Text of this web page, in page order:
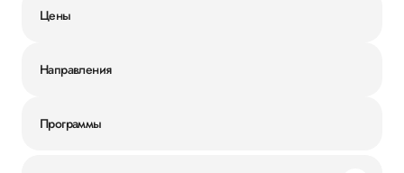
Цены
Направления
Программы